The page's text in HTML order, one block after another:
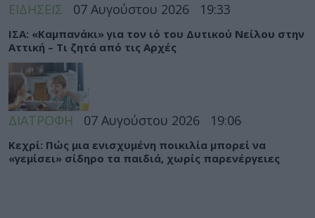
ΕΙΔΗΣΕΙΣ 07 Αυγούστου 2026 19:33
ΙΣΑ: «Καμπανάκι» για τον ιό του Δυτικού Νείλου στην
Αττική – Τι ζητά από τις Αρχές
ΔΙΑΤΡΟΦΗ 07 Αυγούστου 2026 19:06
Κεχρί: Πώς μια ενισχυμένη ποικιλία μπορεί να
«γεμίσει» σίδηρο τα παιδιά, χωρίς παρενέργειες